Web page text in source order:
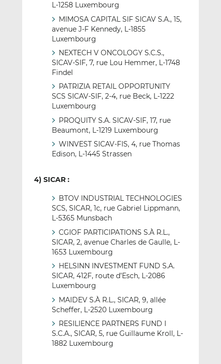
L-1258 Luxembourg
MIMOSA CAPITAL SIF SICAV S.A., 15,
avenue J-F Kennedy, L-1855
Luxembourg
NEXTECH V ONCOLOGY S.C.S.,
SICAV-SIF, 7, rue Lou Hemmer, L-1748
Findel
PATRIZIA RETAIL OPPORTUNITY
SCS SICAV-SIF, 2-4, rue Beck, L-1222
Luxembourg
PROQUITY S.A. SICAV-SIF, 17, rue
Beaumont, L-1219 Luxembourg
WINVEST SICAV-FIS, 4, rue Thomas
Edison, L-1445 Strassen
4) SICAR :
BTOV INDUSTRIAL TECHNOLOGIES
SCS, SICAR, 1c, rue Gabriel Lippmann,
L-5365 Munsbach
CGIOF PARTICIPATIONS S.À R.L.,
SICAR, 2, avenue Charles de Gaulle, L-
1653 Luxembourg
HELSINN INVESTMENT FUND S.A.
SICAR, 412F, route d’Esch, L-2086
Luxembourg
MAIDEV S.À R.L., SICAR, 9, allée
Scheffer, L-2520 Luxembourg
RESILIENCE PARTNERS FUND I
S.C.A., SICAR, 5, rue Guillaume Kroll, L-
1882 Luxembourg